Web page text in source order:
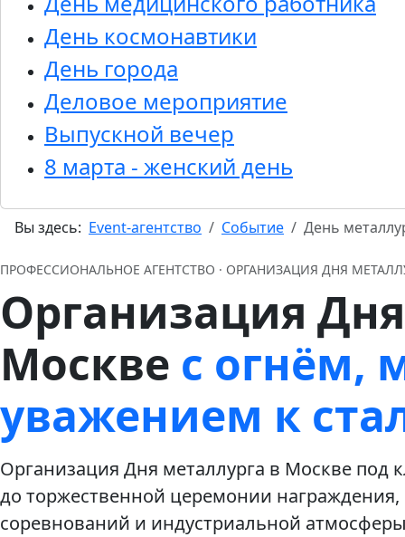
День космонавтики
День города
Деловое мероприятие
Выпускной вечер
8 марта - женский день
Вы здесь: Event-агентство Событие День
ПРОФЕССИОНАЛЬНОЕ АГЕНТСТВО · ОРГАНИЗАЦИЯ ДНЯ
Организация
Москве с огнём,
уважением к
Организация Дня металлурга в Москве
до торжественной церемонии
соревнований и индустриальной